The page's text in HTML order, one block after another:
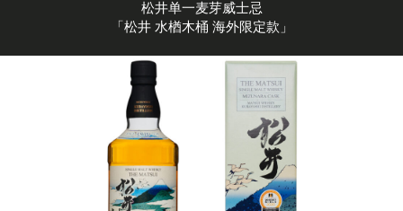
松井单一麦芽威士忌
「松井 水楢木桶 海外限定款」